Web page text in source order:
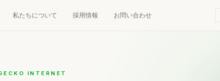
私たちについて 採用情報 お問い合わせ
INTERNET